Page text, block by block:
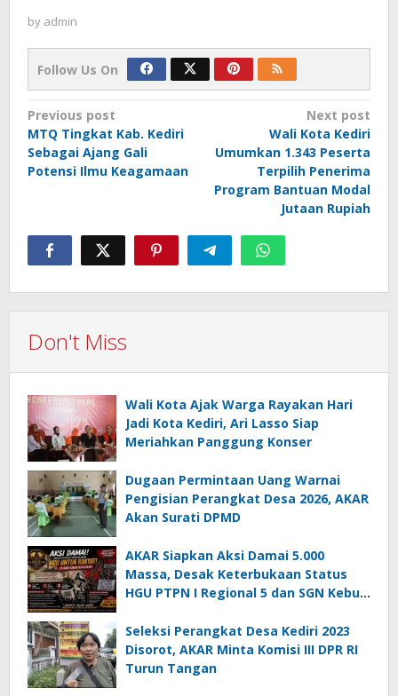
by admin
Follow Us On
Post
navigation
Previous post
MTQ Tingkat Kab. Kediri
Sebagai Ajang Gali
Potensi Ilmu Keagamaan
Next post
Wali Kota Kediri
Umumkan 1.343 Peserta
Terpilih Penerima
Program Bantuan Modal
Jutaan Rupiah
Don't Miss
Wali Kota Ajak Warga Rayakan Hari
Jadi Kota Kediri, Ari Lasso Siap
Meriahkan Panggung Konser
Dugaan Permintaan Uang Warnai
Pengisian Perangkat Desa 2026, AKAR
Akan Surati DPMD
AKAR Siapkan Aksi Damai 5.000
Massa, Desak Keterbukaan Status
HGU PTPN I Regional 5 dan SGN Kebun
Seleksi Perangkat Desa Kediri 2023
Disorot, AKAR Minta Komisi III DPR RI
Turun Tangan